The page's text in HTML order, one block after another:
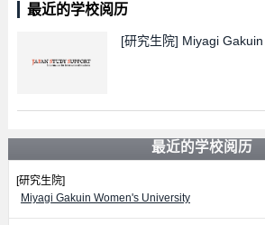
最近的学校阅历
[研究生院] Miyagi
最近的学校阅历
[研究生院]
Miyagi Gakuin Women's University